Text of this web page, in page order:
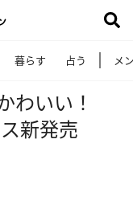
暮らす 占う メ
わいい！
新発売